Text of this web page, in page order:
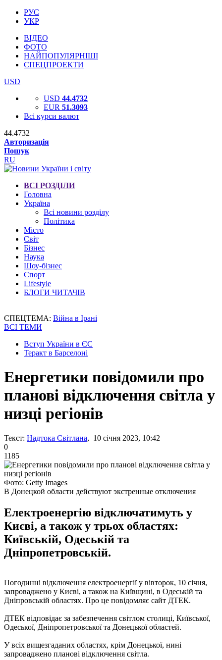
РУС
УКР
ВІДЕО
ФОТО
НАЙПОПУЛЯРНІШІ
СПЕЦПРОЕКТИ
USD
USD 44.4732
EUR 51.3093
Всі курси валют
44.4732
Авторизація
Пошук
RU
ВСІ РОЗДІЛИ
Головна
Україна
Всі новини розділу
Політика
Місто
Світ
Бізнес
Наука
Шоу-бізнес
Спорт
Lifestyle
БЛОГИ ЧИТАЧІВ
СПЕЦТЕМА: Війна в Ірані
ВСІ ТЕМИ
Вступ України в ЄС
Теракт в Барселоні
Енергетики повідомили про
планові відключення світла у
низці регіонів
Текст: Надтока Світлана, 10 січня 2023, 10:42
0
1185
Фото: Getty Images
В Донецкой области действуют экстренные отключения
Електроенергію відключатимуть у
Києві, а також у трьох областях:
Київській, Одеській та
Дніпропетровській.
Погодинні відключення електроенергії у вівторок, 10 січня,
запроваджено у Києві, а також на Київщині, в Одеській та
Дніпровській областях. Про це повідомляє сайт ДТЕК.
ДТЕК відповідає за забезпечення світлом столиці, Київської,
Одеської, Дніпропетровської та Донецької областей.
У всіх вищезгаданих областях, крім Донецької, нині
запроваджено планові відключення світла.